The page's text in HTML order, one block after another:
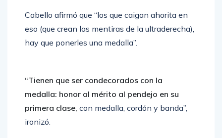
Cabello afirmó que “los que caigan ahorita en
eso (que crean las mentiras de la ultraderecha),
hay que ponerles una medalla”.
“Tienen que ser condecorados con la
medalla: honor al mérito al pendejo en su
primera clase, con medalla, cordón y banda”,
ironizó.